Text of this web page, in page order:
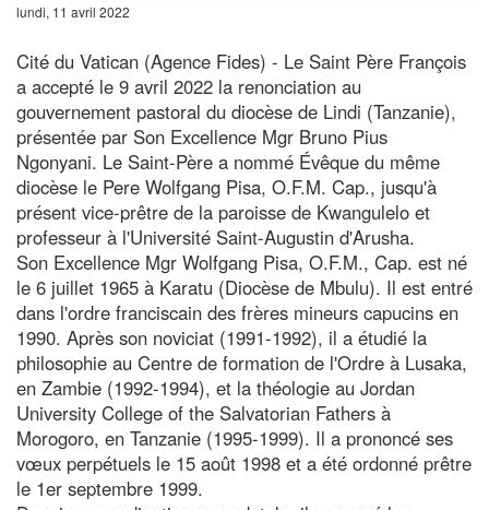
lundi, 11 avril 2022
Cité du Vatican (Agence Fides) - Le Saint Père François
a accepté le 9 avril 2022 la renonciation au
gouvernement pastoral du diocèse de Lindi (Tanzanie),
présentée par Son Excellence Mgr Bruno Pius
Ngonyani. Le Saint-Père a nommé Évêque du même
diocèse le Pere Wolfgang Pisa, O.F.M. Cap., jusqu'à
présent vice-prêtre de la paroisse de Kwangulelo et
professeur à l'Université Saint-Augustin d'Arusha.
Son Excellence Mgr Wolfgang Pisa, O.F.M., Cap. est né
le 6 juillet 1965 à Karatu (Diocèse de Mbulu). Il est entré
dans l'ordre franciscain des frères mineurs capucins en
1990. Après son noviciat (1991-1992), il a étudié la
philosophie au Centre de formation de l'Ordre à Lusaka,
en Zambie (1992-1994), et la théologie au Jordan
University College of the Salvatorian Fathers à
Morogoro, en Tanzanie (1995-1999). Il a prononcé ses
vœux perpétuels le 15 août 1998 et a été ordonné prêtre
le 1er septembre 1999.